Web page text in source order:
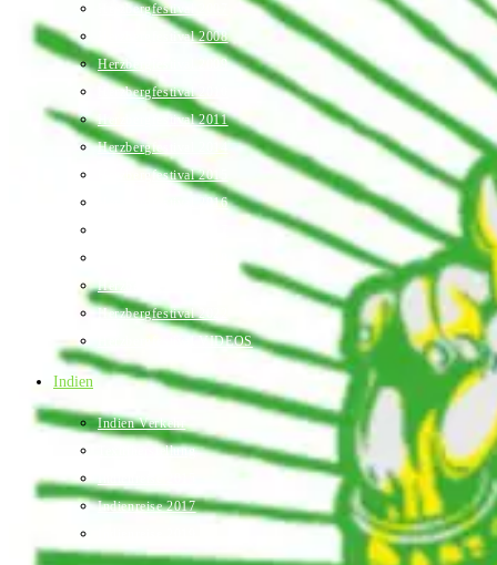
Herzbergfestival 2007
Herzbergfestival 2008
Herzbergfestival 2009
Herzbergfestival 2010
Herzbergfestival 2011
Herzbergfestival 2014
Herzbergfestival 2015
Herzbergfestival 2016
Herzbergfestival 2019
Herzbergfestival 2022
Herzbergfestival VIDEOS
Indien
Indien Verkehr
Textilherstellung
Indienreise 2017